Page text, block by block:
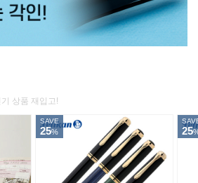
상품 재입고!
SAVE
25% 25